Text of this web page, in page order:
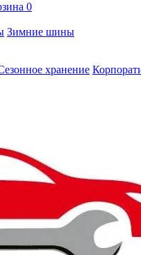
0
Зимние шины
хранение